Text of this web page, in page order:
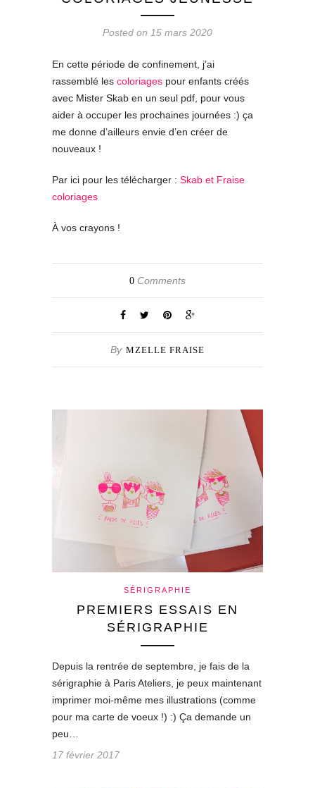
Posted on 15 mars 2020
En cette période de confinement, j’ai
rassemblé les coloriages pour enfants créés
avec Mister Skab en un seul pdf, pour vous
aider à occuper les prochaines journées :) ça
me donne d’ailleurs envie d’en créer de
nouveaux !
Par ici pour les télécharger : Skab et Fraise
coloriages
À vos crayons !
0 Comments
By MZELLE FRAISE
SÉRIGRAPHIE
PREMIERS ESSAIS EN
SÉRIGRAPHIE
Depuis la rentrée de septembre, je fais de la
sérigraphie à Paris Ateliers, je peux maintenant
imprimer moi-même mes illustrations (comme
pour ma carte de voeux !) :) Ça demande un
peu…
17 février 2017